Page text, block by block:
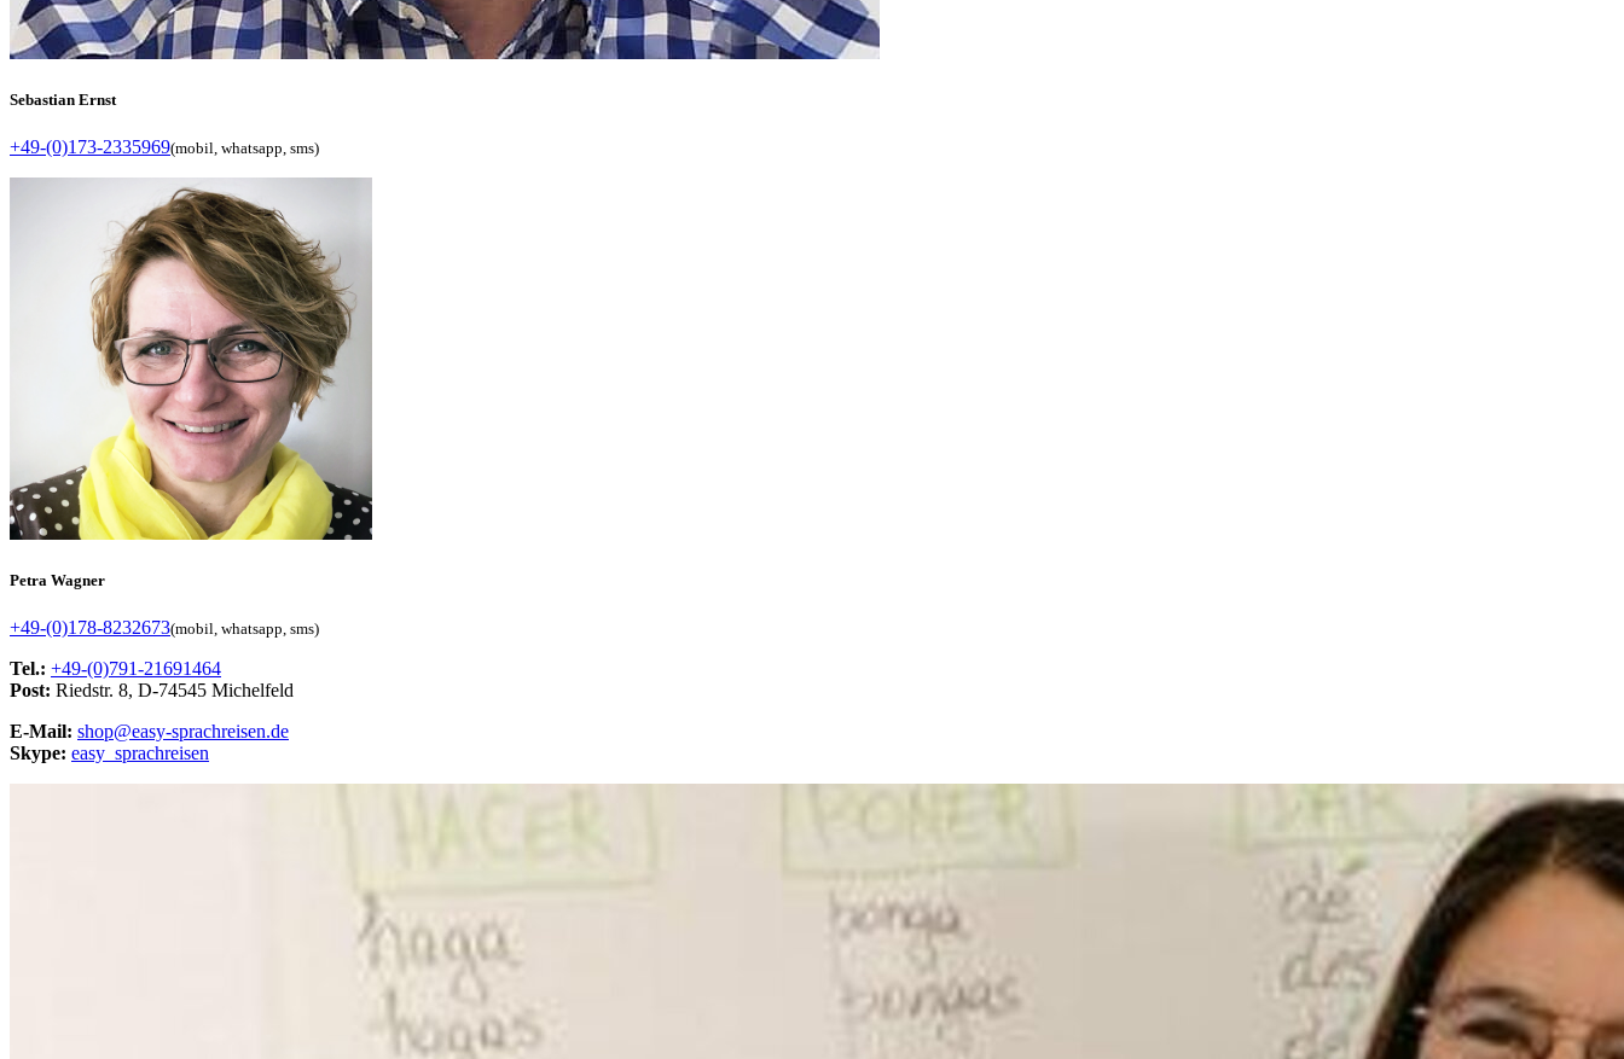
Sebastian Ernst
+49-(0)173-2335969(mobil, whatsapp, sms)
Petra Wagner
+49-(0)178-8232673(mobil, whatsapp, sms)
Tel.: +49-(0)791-21691464
Post: Riedstr. 8, D-74545 Michelfeld
E-Mail: shop@easy-sprachreisen.de
Skype: easy_sprachreisen